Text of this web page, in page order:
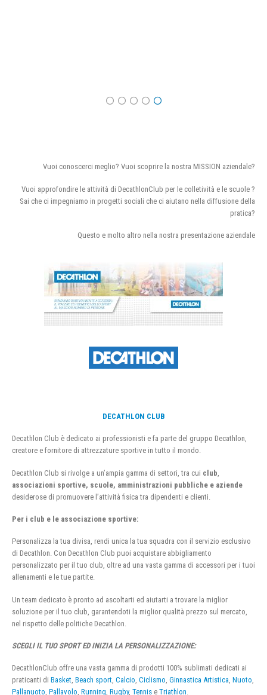
Vuoi conoscerci meglio? Vuoi scoprire la nostra MISSION aziendale?
Vuoi approfondire le attività di DecathlonClub per le colletività e le scuole ?
Sai che ci impegniamo in progetti sociali che ci aiutano nella diffusione della
pratica?
Questo e molto altro nella nostra presentazione aziendale
DECATHLON CLUB
Decathlon Club è dedicato ai professionisti e fa parte del gruppo Decathlon,
creatore e fornitore di attrezzature sportive in tutto il mondo.
Decathlon Club si rivolge a un’ampia gamma di settori, tra cui club
associazioni sportive, scuole, amministrazioni pubbliche e aziende
desiderose di promuovere l’attività fisica tra dipendenti e clienti.
Per i club e le associazione sportive:
Personalizza la tua divisa, rendi unica la tua squadra con il servizio esclusivo
di Decathlon. Con Decathlon Club puoi acquistare abbigliamento
personalizzato per il tuo club, oltre ad una vasta gamma di accessori per i tuoi
allenamenti e le tue partite.
Un team dedicato è pronto ad ascoltarti ed aiutarti a trovare la miglior
soluzione per il tuo club, garantendoti la miglior qualità prezzo sul mercato,
nel rispetto delle politiche Decathlon.
SCEGLI IL TUO SPORT ED INIZIA LA PERSONALIZZAZIONE:
DecathlonClub offre una vasta gamma di prodotti 100% sublimati dedicati ai
praticanti di Basket, Beach sport, Calcio, Ciclismo, Ginnastica Artistica, Nuoto,
Pallanuoto, Pallavolo, Running, Rugby, Tennis e Triathlon.